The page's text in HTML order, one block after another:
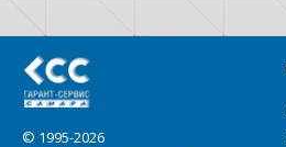
© 1995-2026